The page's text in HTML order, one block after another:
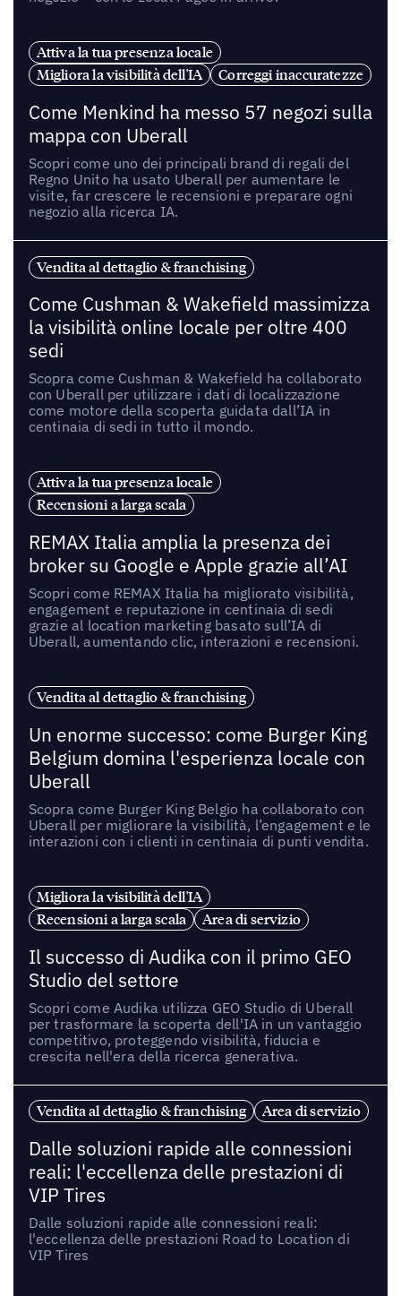
Attiva la tua presenza locale
Migliora la visibilità dell'IA
Correggi inaccuratezze
Come Menkind ha messo 57 negozi sulla
mappa con Uberall
Scopri come uno dei principali brand di regali del
Regno Unito ha usato Uberall per aumentare le
visite, far crescere le recensioni e preparare ogni
negozio alla ricerca IA.
Vendita al dettaglio & franchising
Come Cushman & Wakefield massimizza
la visibilità online locale per oltre 400
sedi
Scopra come Cushman & Wakefield ha collaborato
con Uberall per utilizzare i dati di localizzazione
come motore della scoperta guidata dall’IA in
centinaia di sedi in tutto il mondo.
Attiva la tua presenza locale
Recensioni a larga scala
REMAX Italia amplia la presenza dei
broker su Google e Apple grazie all’AI
Scopri come REMAX Italia ha migliorato visibilità,
engagement e reputazione in centinaia di sedi
grazie al location marketing basato sull’IA di
Uberall, aumentando clic, interazioni e recensioni.
Vendita al dettaglio & franchising
Un enorme successo: come Burger King
Belgium domina l'esperienza locale con
Uberall
Scopra come Burger King Belgio ha collaborato con
Uberall per migliorare la visibilità, l’engagement e le
interazioni con i clienti in centinaia di punti vendita.
Migliora la visibilità dell'IA
Recensioni a larga scala
Area di servizio
Il successo di Audika con il primo GEO
Studio del settore
Scopri come Audika utilizza GEO Studio di Uberall
per trasformare la scoperta dell'IA in un vantaggio
competitivo, proteggendo visibilità, fiducia e
crescita nell'era della ricerca generativa.
Vendita al dettaglio & franchising Area di servizio
Dalle soluzioni rapide alle connessioni
reali: l'eccellenza delle prestazioni di
VIP Tires
Dalle soluzioni rapide alle connessioni reali:
l'eccellenza delle prestazioni Road to Location di
VIP Tires